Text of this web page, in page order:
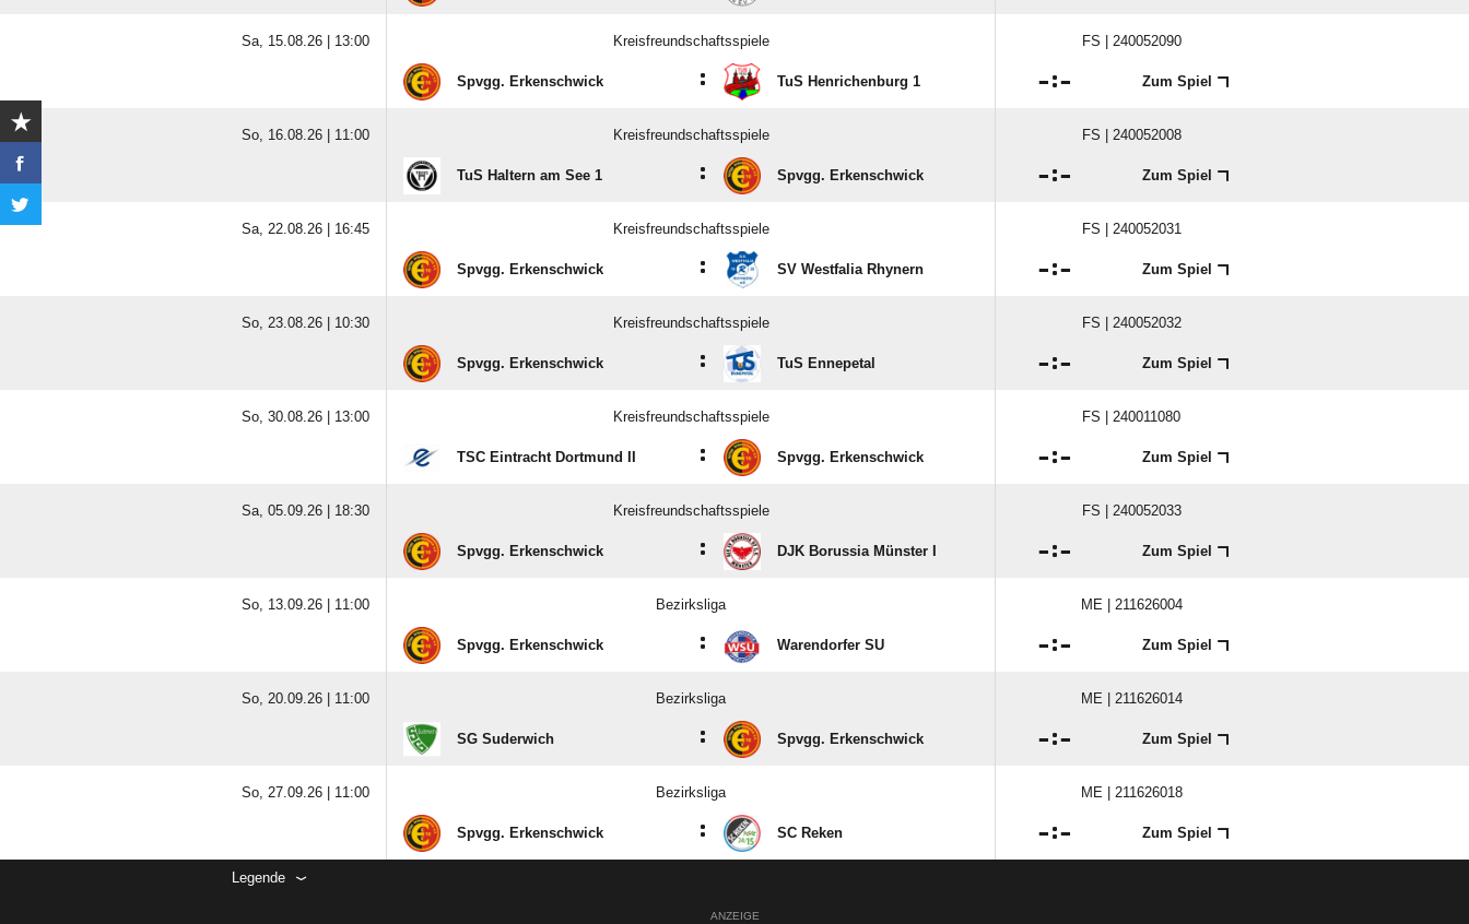
Sa, 15.08.26 | 13:00 Kreisfreundschaftsspiele FS | 240052090
Spvgg. Erkenschwick : TuS Henrichenburg 1 : Zum Spiel
So, 16.08.26 | 11:00 Kreisfreundschaftsspiele FS | 240052008
TuS Haltern am See 1 : Spvgg. Erkenschwick : Zum Spiel
Sa, 22.08.26 | 16:45 Kreisfreundschaftsspiele FS | 240052031
Spvgg. Erkenschwick : SV Westfalia Rhynern : Zum Spiel
So, 23.08.26 | 10:30 Kreisfreundschaftsspiele FS | 240052032
Spvgg. Erkenschwick : TuS Ennepetal : Zum Spiel
So, 30.08.26 | 13:00 Kreisfreundschaftsspiele FS | 240011080
TSC Eintracht Dortmund II : Spvgg. Erkenschwick : Zum Spiel
Sa, 05.09.26 | 18:30 Kreisfreundschaftsspiele FS | 240052033
Spvgg. Erkenschwick : DJK Borussia Münster I : Zum Spiel
So, 13.09.26 | 11:00 Bezirksliga ME | 211626004
Spvgg. Erkenschwick : Warendorfer SU : Zum Spiel
So, 20.09.26 | 11:00 Bezirksliga ME | 211626014
SG Suderwich : Spvgg. Erkenschwick : Zum Spiel
So, 27.09.26 | 11:00 Bezirksliga ME | 211626018
Spvgg. Erkenschwick : SC Reken : Zum Spiel
Legende
ANZEIGE